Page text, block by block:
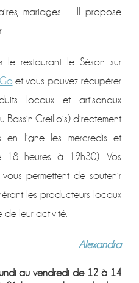
mariages… Il propose
le restaurant le Séson sur
et vous pouvez récupérer
locaux et artisanaux
Bassin Creillois) directement
en ligne les mercredis et
18 heures à 19h30). Vos
vous permettent de soutenir
les producteurs locaux
de leur activité.
Alexandra
au vendredi de 12 à 14